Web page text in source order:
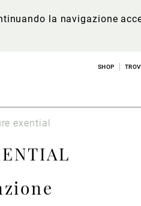
la navigazione
SHOP
exential